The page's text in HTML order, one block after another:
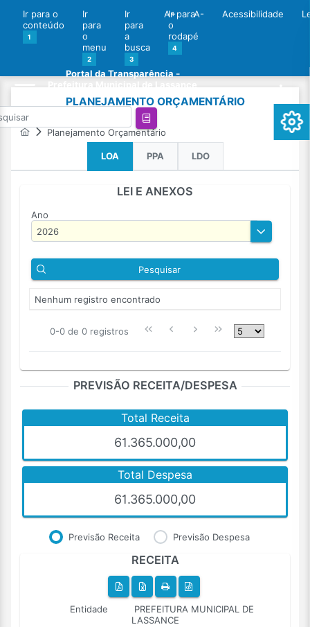
Ir para o
conteúdo
1
Ir
para
o
menu
2
Ir
para
a
busca
3
Ir para
o
rodapé
4
A+ A- Acessibilidade
Portal da Transparência -
PLANEJAMENTO ORÇAMENTÁRIO
Planejamento Orçamentário
LOA PPA LDO
LEI E ANEXOS
Ano
Pesquisar
Nenhum registro encontrado
0-0 de 0 registros
PREVISÃO RECEITA/DESPESA
Total Receita
61.365.000,00
Total Despesa
61.365.000,00
Previsão Receita Previsão Despesa
RECEITA
Entidade
PREFEITURA MUNICIPAL DE
LASSANCE